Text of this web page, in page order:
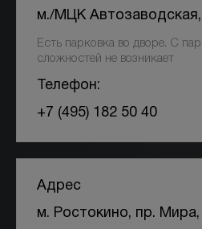
5,0 1069
ул. Петровка, 26, стр. 3
пн-вс: 10:00-22:00
ПРОЙТИ ТЕСТ
БЕСПЛАТНАЯ
м./МЦК Автозаводская,
Есть парковка во дворе. С
сложностей не возникает
Телефон:
+7 (495) 182 50 40
Адрес
м. Ростокино, пр.